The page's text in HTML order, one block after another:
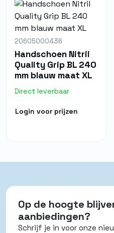
20605000436
Handschoen Nitril
Quality Grip BL 240
mm blauw maat XL
Direct leverbaar
Login voor prijzen
Op de hoogte
aanbiedingen?
Schrijf je in voor onze